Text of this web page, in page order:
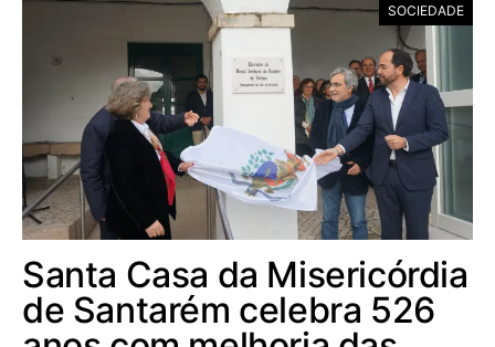
SOCIEDADE
Santa Casa da Misericórdia
de Santarém celebra 526